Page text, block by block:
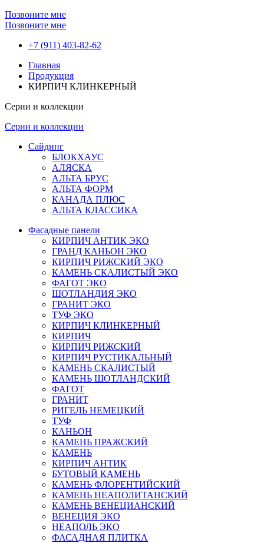
Позвоните мне
Позвоните мне
+7 (911) 403-82-62
Главная
Продукция
КИРПИЧ КЛИНКЕРНЫЙ
Серии и коллекции
Серии и коллекции
Сайдинг
БЛОКХАУС
АЛЯСКА
АЛЬТА БРУС
АЛЬТА ФОРМ
КАНАДА ПЛЮС
АЛЬТА КЛАССИКА
Фасадные панели
КИРПИЧ АНТИК ЭКО
ГРАНД КАНЬОН ЭКО
КИРПИЧ РИЖСКИЙ ЭКО
КАМЕНЬ СКАЛИСТЫЙ ЭКО
ФАГОТ ЭКО
ШОТЛАНДИЯ ЭКО
ГРАНИТ ЭКО
ТУФ ЭКО
КИРПИЧ КЛИНКЕРНЫЙ
КИРПИЧ
КИРПИЧ РИЖСКИЙ
КИРПИЧ РУСТИКАЛЬНЫЙ
КАМЕНЬ СКАЛИСТЫЙ
КАМЕНЬ ШОТЛАНДСКИЙ
ФАГОТ
ГРАНИТ
РИГЕЛЬ НЕМЕЦКИЙ
ТУФ
КАНЬОН
КАМЕНЬ ПРАЖСКИЙ
КАМЕНЬ
КИРПИЧ АНТИК
БУТОВЫЙ КАМЕНЬ
КАМЕНЬ ФЛОРЕНТИЙСКИЙ
КАМЕНЬ НЕАПОЛИТАНСКИЙ
КАМЕНЬ ВЕНЕЦИАНСКИЙ
ВЕНЕЦИЯ ЭКО
НЕАПОЛЬ ЭКО
ФАСАДНАЯ ПЛИТКА